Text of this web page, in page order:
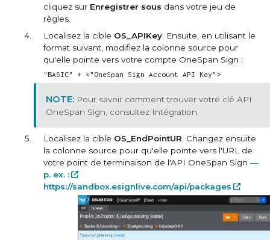
cliquez sur Enregistrer sous dans votre jeu de
règles.
Localisez la cible OS_APIKey . Ensuite, en utilisant le
format suivant, modifiez la colonne source pour
qu'elle pointe vers votre compte OneSpan Sign :
"BASIC" + <"OneSpan Sign Account API Key">
Pour savoir comment trouver votre clé API
OneSpan Sign, consultez Intégration.
Localisez la cible OS_EndPointUR . Changez ensuite
la colonne source pour qu'elle pointe vers l'URL de
votre point de terminaison de l'API OneSpan Sign —
p. ex. :
https://sandbox.esignlive.com/api/packages